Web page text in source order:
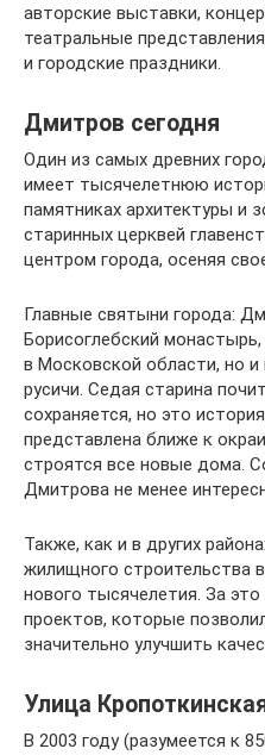
авторские выставки,
театральные
и городские праздники.
Дмитров сегодня
Один из самых древних
имеет тысячелетнюю
памятниках архитектуры и
старинных церквей
центром города, осеняя
Главные святыни города:
Борисоглебский
в Московской области, но
русичи. Седая старина
сохраняется, но это
представлена ближе к
строятся все новые дома.
Дмитрова не менее
Также, как и в других
жилищного строительства
нового тысячелетия. За
проектов, которые
значительно улучшить
Улица
В 2003 году (разумеется к